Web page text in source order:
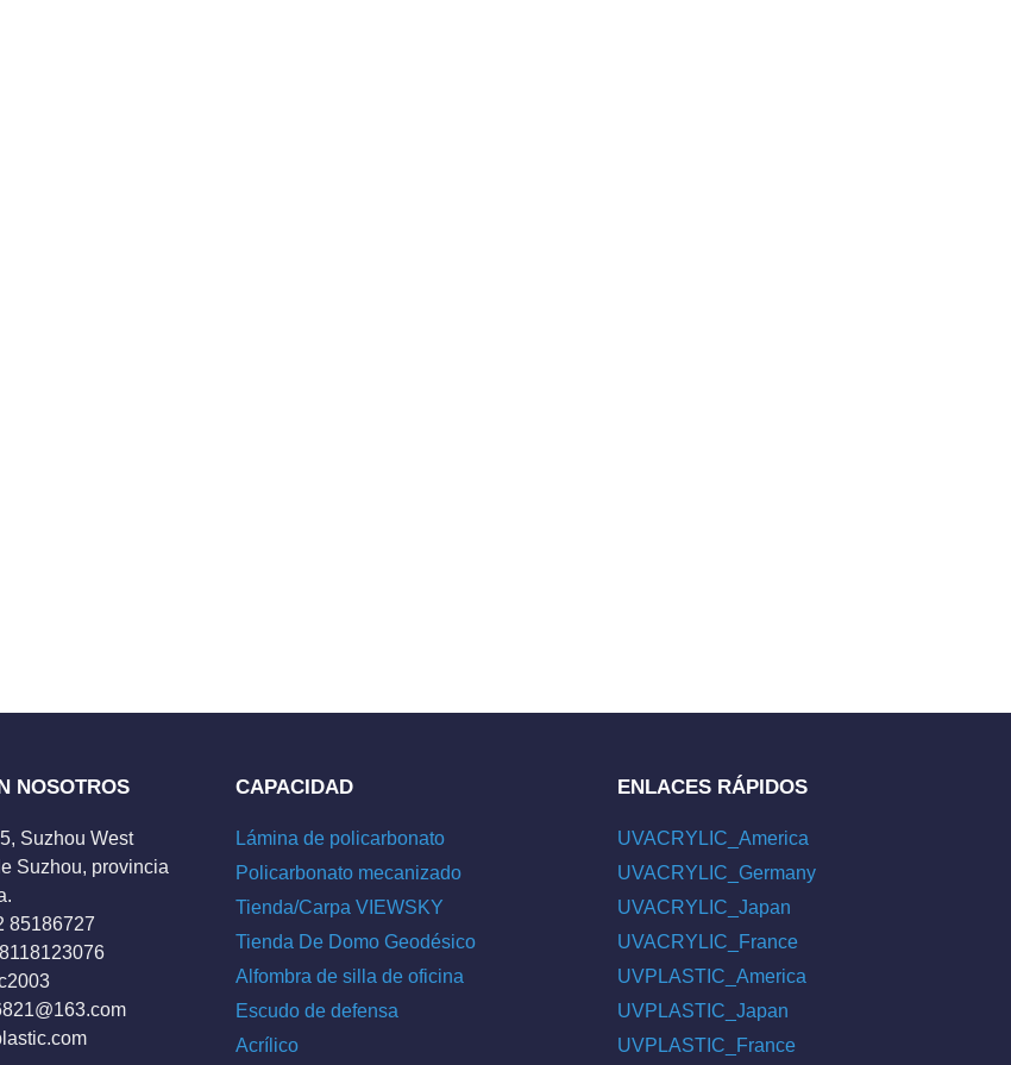
NOSOTROS
Suzhou West
Suzhou, provincia
85186727
CAPACIDAD
Lámina de policarbonato
Policarbonato mecanizado
Tienda/Carpa VIEWSKY
Tienda De Domo Geodésico
Alfombra de silla de oficina
Escudo de defensa
Acrílico
ENLACES RÁPIDOS
UVACRYLIC_America
UVACRYLIC_Germany
UVACRYLIC_Japan
UVACRYLIC_France
UVPLASTIC_America
UVPLASTIC_Japan
UVPLASTIC_France